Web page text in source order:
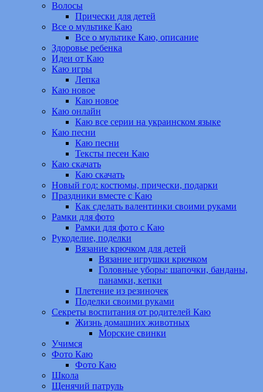
Волосы
Прически для детей
Все о мультике Каю
Все о мультике Каю, описание
Здоровье ребенка
Идеи от Каю
Каю игры
Лепка
Каю новое
Каю новое
Каю онлайн
Каю все серии на украинском языке
Каю песни
Каю песни
Тексты песен Каю
Каю скачать
Каю скачать
Новый год: костюмы, прически, подарки
Праздники вместе с Каю
Как сделать валентинки своими руками
Рамки для фото
Рамки для фото с Каю
Рукоделие, поделки
Вязание крючком для детей
Вязание игрушки крючком
Головные уборы: шапочки, банданы,
панамки, кепки
Плетение из резиночек
Поделки своими руками
Секреты воспитания от родителей Каю
Жизнь домашних животных
Морские свинки
Учимся
Фото Каю
Фото Каю
Школа
Щенячий патруль